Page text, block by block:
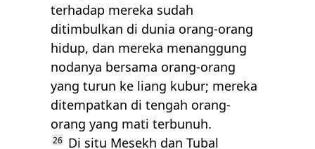
terhadap mereka sudah
ditimbulkan di dunia orang-orang
hidup, dan mereka menanggung
nodanya bersama orang-orang
yang turun ke liang kubur; mereka
ditempatkan di tengah orang-
orang yang mati terbunuh.
26 Di situ Mesekh dan Tubal